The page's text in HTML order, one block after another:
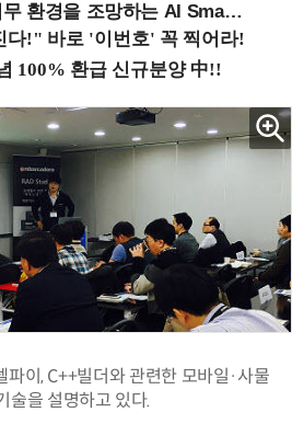
는 AI Smart Work Summit 2026 (9/11 코엑스)
파이, C++빌더와 관련한 모바일·사물
술을 설명하고 있다.